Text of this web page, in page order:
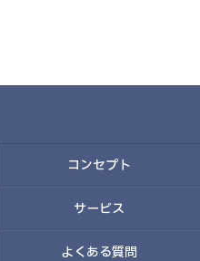
コンセプト
サービス
よくある質問